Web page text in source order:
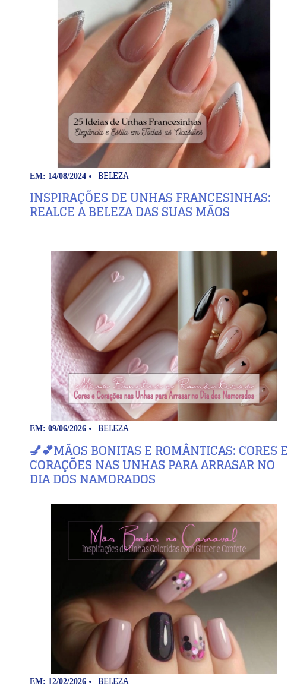
EM: 14/08/2024 BELEZA
INSPIRAÇÕES DE UNHAS FRANCESINHAS:
REALCE A BELEZA DAS SUAS MÃOS
EM: 09/06/2026 BELEZA
💅💕MÃOS BONITAS E ROMÂNTICAS: CORES E
CORAÇÕES NAS UNHAS PARA ARRASAR NO
DIA DOS NAMORADOS
EM: 12/02/2026 BELEZA